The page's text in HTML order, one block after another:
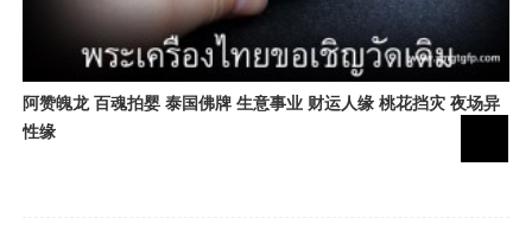
阿赞魄龙 百魂拍婴 泰国佛牌 生意事业 财运人缘 桃花挡灾 夜场异
性缘